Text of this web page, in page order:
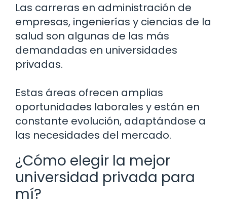
Las carreras en administración de
empresas, ingenierías y ciencias de la
salud son algunas de las más
demandadas en universidades
privadas.
Estas áreas ofrecen amplias
oportunidades laborales y están en
constante evolución, adaptándose a
las necesidades del mercado.
¿Cómo elegir la mejor
universidad privada para
mí?